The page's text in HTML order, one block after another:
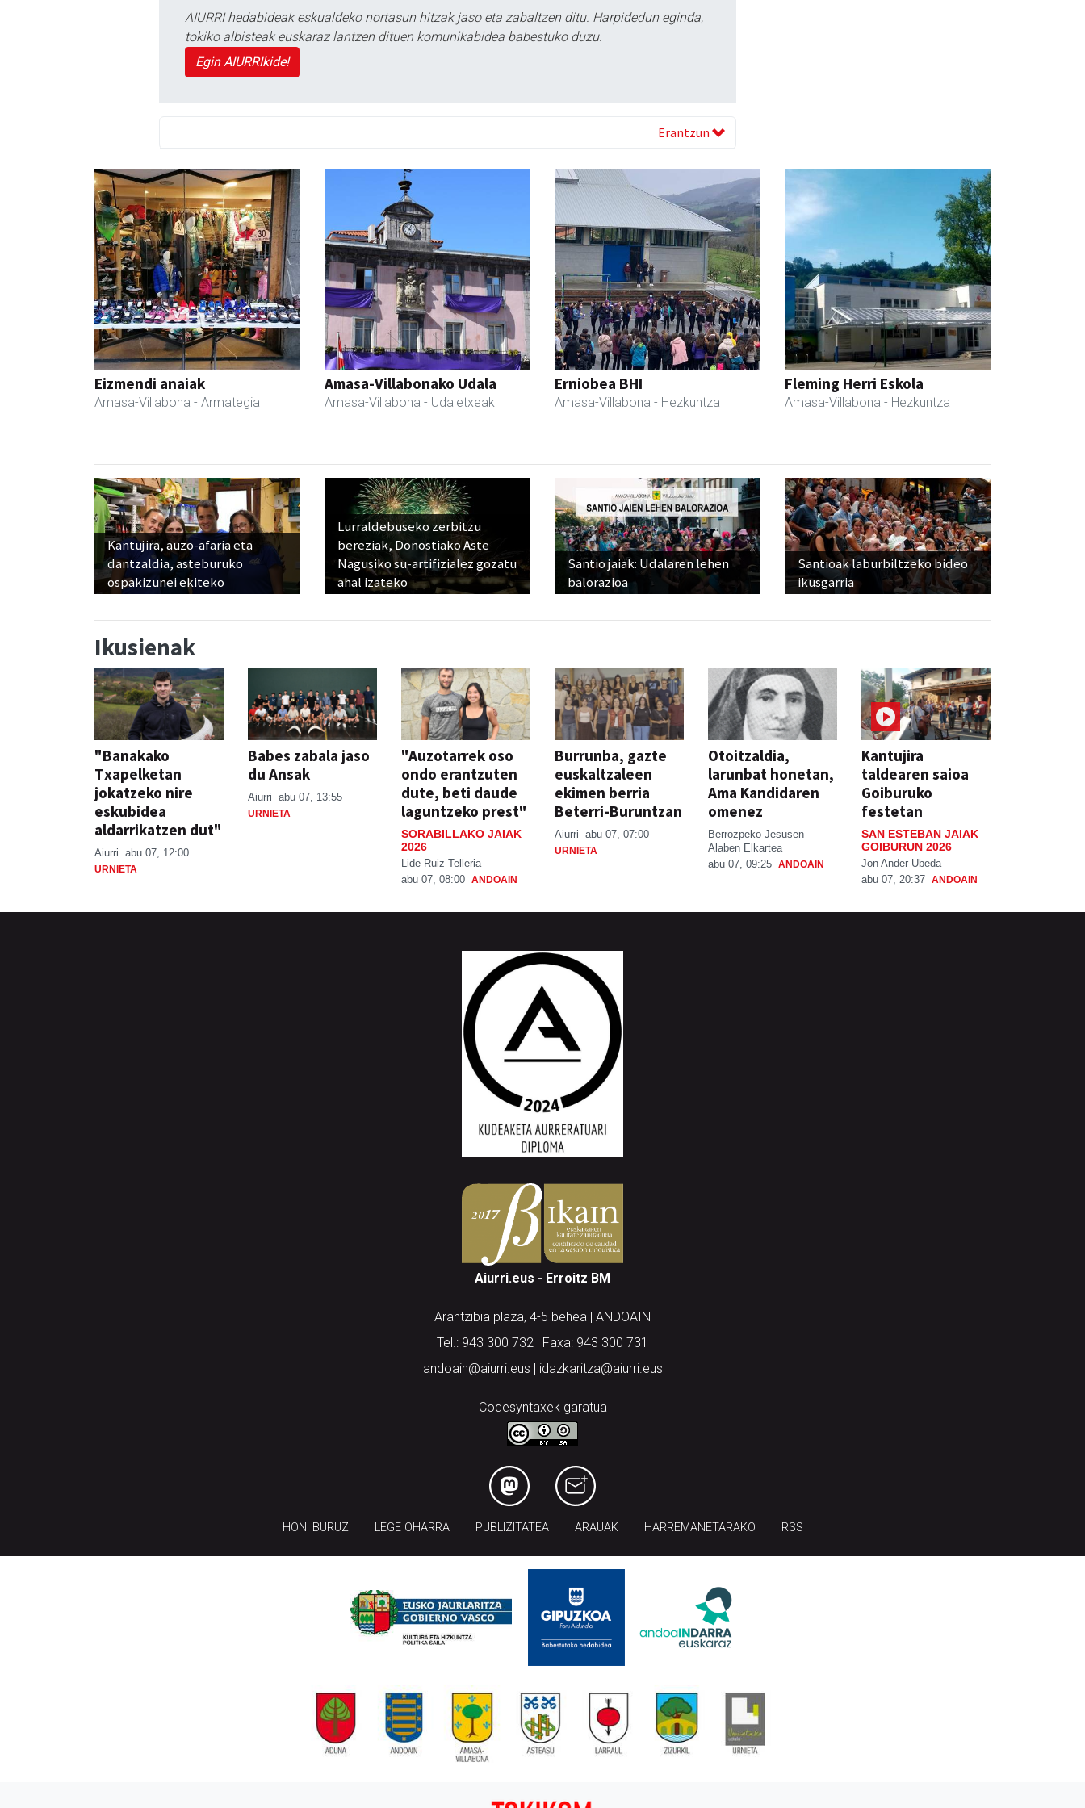
AIURRI hedabideak eskualdeko nortasun hitzak jaso eta zabaltzen ditu. Harpidedun eginda,
tokiko albisteak euskaraz lantzen dituen komunikabidea babestuko duzu.
Egin AIURRIkide!
Erantzun
Eizmendi anaiak
Amasa-Villabona - Armategia
Amasa-Villabonako Udala
Amasa-Villabona - Udaletxeak
Erniobea BHI
Amasa-Villabona - Hezkuntza
Fleming Herri Eskola
Amasa-Villabona - Hezkuntza
Kantujira, auzo-afaria eta
dantzaldia, asteburuko
ospakizunei ekiteko
Lurraldebuseko zerbitzu
bereziak, Donostiako Aste
Nagusiko su-artifizialez gozatu
ahal izateko
Santio jaiak: Udalaren lehen
balorazioa
Santioak laburbiltzeko bideo
ikusgarria
Ikusienak
"Banakako
Txapelketan
jokatzeko nire
eskubidea
aldarrikatzen dut"
Aiurri abu 07, 12:00
URNIETA
Babes zabala jaso
du Ansak
Aiurri abu 07, 13:55
URNIETA
"Auzotarrek oso
ondo erantzuten
dute, beti daude
laguntzeko prest"
SORABILLAKO JAIAK
2026
Lide Ruiz Telleria
abu 07, 08:00 ANDOAIN
Burrunba, gazte
euskaltzaleen
ekimen berria
Beterri-Buruntzan
Aiurri abu 07, 07:00
URNIETA
Otoitzaldia,
larunbat honetan,
Ama Kandidaren
omenez
Berrozpeko Jesusen
Alaben Elkartea
abu 07, 09:25 ANDOAIN
Kantujira
taldearen saioa
Goiburuko
festetan
SAN ESTEBAN JAIAK
GOIBURUN 2026
Jon Ander Ubeda
abu 07, 20:37 ANDOAIN
Aiurri.eus - Erroitz BM
Arantzibia plaza, 4-5 behea | ANDOAIN
Tel.: 943 300 732 | Faxa: 943 300 731
andoain@aiurri.eus | idazkaritza@aiurri.eus
Codesyntaxek garatua
HONI BURUZ LEGE OHARRA PUBLIZITATEA ARAUAK HARREMANETARAKO RSS